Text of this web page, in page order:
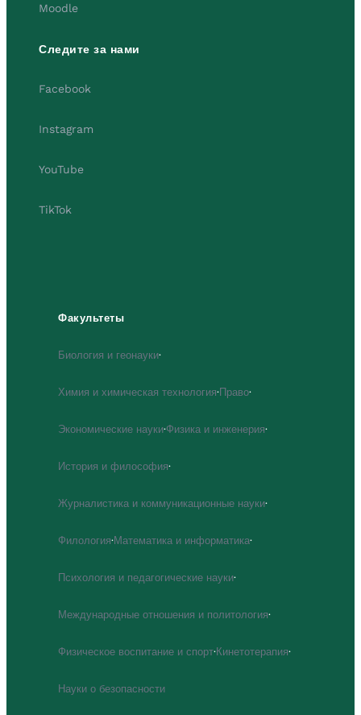
Moodle
Следите за нами
Facebook
Instagram
YouTube
TikTok
Факультеты
Биология и геонауки·
Химия и химическая технология·Право·
Экономические науки·Физика и инженерия·
История и философия·
Журналистика и коммуникационные науки·
Филология·Математика и информатика·
Психология и педагогические науки·
Международные отношения и политология·
Физическое воспитание и спорт·Кинетотерапия·
Науки о безопасности